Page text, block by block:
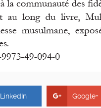
LinkedIn Google+